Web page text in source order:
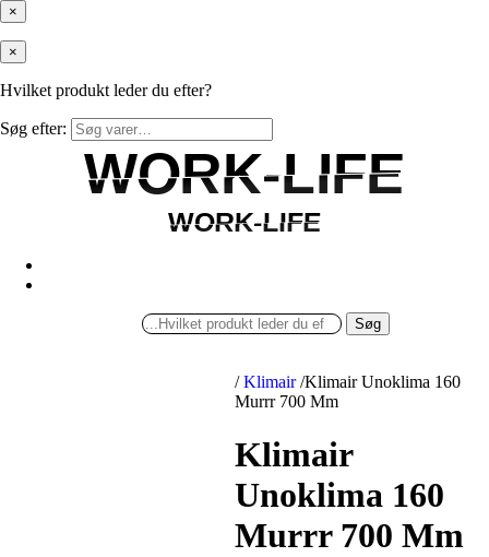
×
×
Hvilket produkt leder du efter?
Søg efter:
WORK-LIFE
WORK-LIFE
WORK-LIFE
WORK-LIFE
Søg
/ Klimair /Klimair Unoklima 160
Murrr 700 Mm
Klimair
Unoklima 160
Murrr 700 Mm